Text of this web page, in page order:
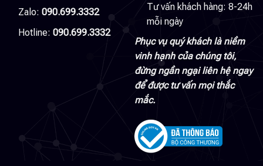
Zalo: 090.699.3332
Hotline: 090.699.3332
Tư vấn khách hàng: 8-24h
mỗi ngày
Phục vụ quý khách là niềm
vinh hạnh của chúng tôi,
đừng ngần ngại liên hệ ngay
để được tư vấn mọi thắc
mắc.